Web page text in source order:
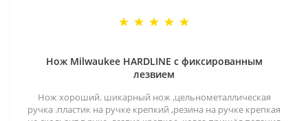
Нож Milwaukee HARDLINE с фиксированным
лезвием
Нож хороший. шикарный нож ,цельнометаллическая
ручка .пластик на ручке крепкий ,резина на ручке крепкая